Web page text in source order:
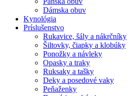
Dámska obuv
Kynológia
Príslušenstvo
Rukavice, šály a nákrčníky
Šiltovky, čiapky a klobúky
Ponožky a návleky
Opasky a traky
Ruksaky a tašky
Deky a posedové vaky
Peňaženky